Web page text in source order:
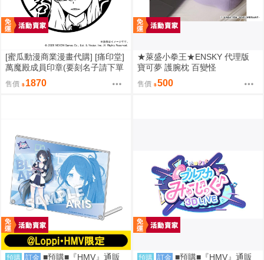
[蜜瓜動漫商業漫畫代購] [痛印堂]
萬魔殿成員印章(要刻名子請下單
備註)(預約至8/28)(12月預約)(蔚
藍檔案)
售價 1870
★萊盛小拳王★ENSKY 代理版
寶可夢 護腕枕 百變怪
售價 500
預購 訂金 ■預購■『HMV』通販 預購 訂金 ■預購■『HMV』通販